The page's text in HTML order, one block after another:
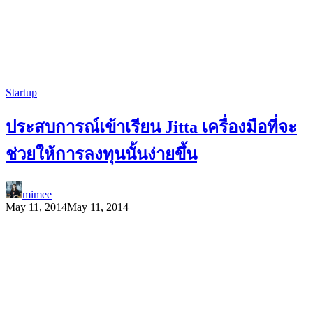
Startup
ประสบการณ์เข้าเรียน Jitta เครื่องมือที่จะ
ช่วยให้การลงทุนนั้นง่ายขึ้น
mimee
May 11, 2014May 11, 2014